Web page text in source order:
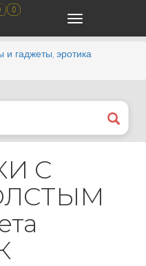
и гаджеты, эротика
С